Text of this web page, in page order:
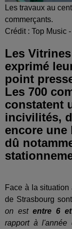
Les travaux au
commerçants.
Crédit : Top Music
Les
exprimé
point
Les 700
constatent
incivilités,
encore une
dû
Face à la
de Strasbourg
on estentre 6
rapport à l'année